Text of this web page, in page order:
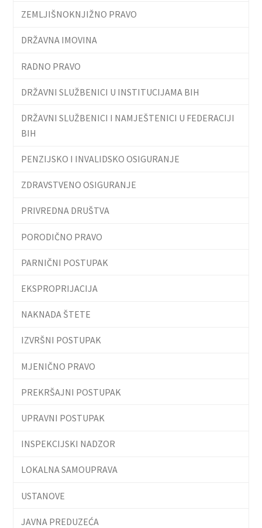
ZEMLJIŠNOKNJIŽNO PRAVO
DRŽAVNA IMOVINA
RADNO PRAVO
DRŽAVNI SLUŽBENICI U INSTITUCIJAMA BIH
DRŽAVNI SLUŽBENICI I NAMJEŠTENICI U FEDERACIJI
BIH
PENZIJSKO I INVALIDSKO OSIGURANJE
ZDRAVSTVENO OSIGURANJE
PRIVREDNA DRUŠTVA
PORODIČNO PRAVO
PARNIČNI POSTUPAK
EKSPROPRIJACIJA
NAKNADA ŠTETE
IZVRŠNI POSTUPAK
MJENIČNO PRAVO
PREKRŠAJNI POSTUPAK
UPRAVNI POSTUPAK
INSPEKCIJSKI NADZOR
LOKALNA SAMOUPRAVA
USTANOVE
JAVNA PREDUZEĆA